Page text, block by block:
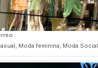
Moda feminina, Moda Social